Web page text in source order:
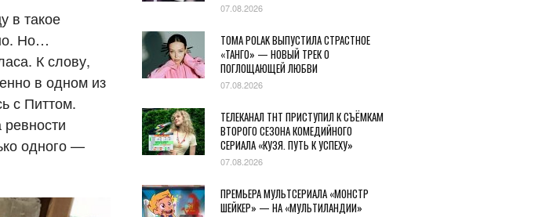
в такое
Но…
К слову,
в одном из
с Питтом.
одного —
07.08.2026
TOMA POLAK ВЫПУСТИЛА СТРАСТНОЕ
«ТАНГО» — НОВЫЙ ТРЕК О
ПОГЛОЩАЮЩЕЙ ЛЮБВИ
07.08.2026
ТЕЛЕКАНАЛ ТНТ ПРИСТУПИЛ К СЪЁМКАМ
ВТОРОГО СЕЗОНА КОМЕДИЙНОГО
СЕРИАЛА «КУЗЯ. ПУТЬ К УСПЕХУ»
07.08.2026
ПРЕМЬЕРА МУЛЬТСЕРИАЛА «МОНСТР
ШЕЙКЕР» — НА «МУЛЬТИЛАНДИИ»